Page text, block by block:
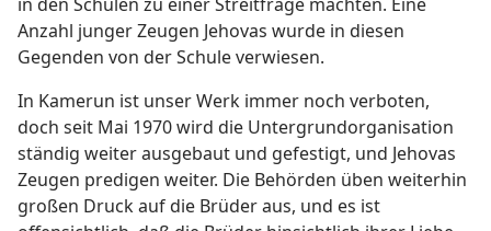
Anzahl junger Zeugen Jehovas wurde in diesen
Gegenden von der Schule verwiesen.
In Kamerun ist unser Werk immer noch verboten,
doch seit Mai 1970 wird die Untergrundorganisation
ständig weiter ausgebaut und gefestigt, und Jehovas
Zeugen predigen weiter. Die Behörden üben weiterhin
großen Druck auf die Brüder aus, und es ist